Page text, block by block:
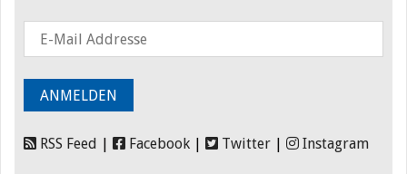
RSS Feed Facebook Twitter Instagram